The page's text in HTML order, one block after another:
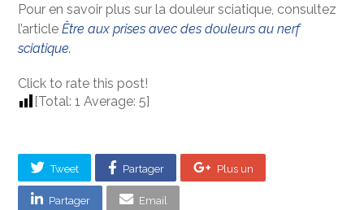
Pour en savoir plus sur la douleur sciatique, consultez
l’articleÊtre aux prises avec des douleurs au nerf
sciatique.
Click to rate this post!
[Total:1 Average:5]
Tweet Partager Plus un
Partager Email